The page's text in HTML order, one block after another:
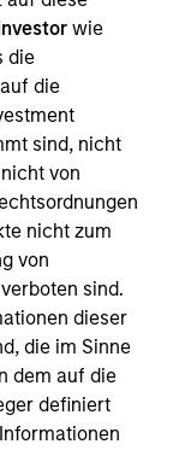
wie
die
die
sind, nicht
von
nicht zum
von
sind.
dieser
die im Sinne
dem auf die
definiert
solutions to
education and